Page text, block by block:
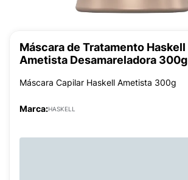
Máscara de Tratamento Haskell
Ametista Desamareladora 300g
Máscara Capilar Haskell Ametista 300g
Marca:HASKELL